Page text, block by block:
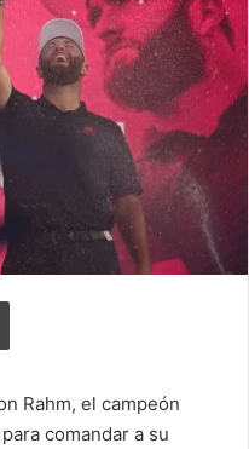
Imprimir
Rahm, el campeón
comandar a su